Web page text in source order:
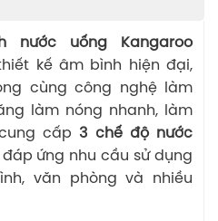
nước uống Kangaroo
kế âm bình hiện đại,
cùng công nghệ làm
làm nóng nhanh, làm
cấp 3 chế độ nước
đáp ứng nhu cầu sử dụng
văn phòng và nhiều